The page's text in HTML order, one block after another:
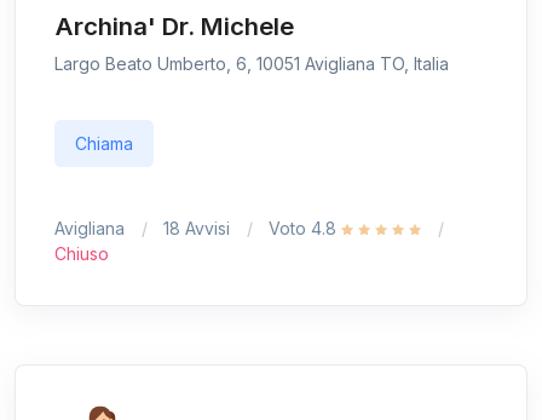
Archina' Dr. Michele
Largo Beato Umberto, 6, 10051 Avigliana TO, Italia
Chiama
Avigliana 18 Avvisi
Voto 4.8
Chiuso